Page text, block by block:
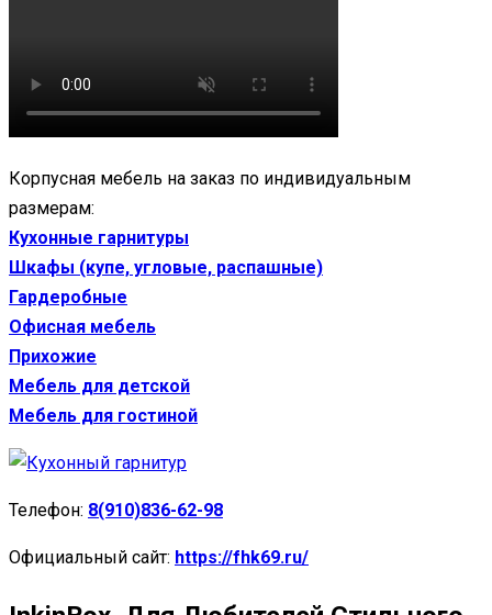
Корпусная мебель на заказ по индивидуальным
размерам:
Кухонные гарнитуры
Шкафы (купе, угловые, распашные)
Гардеробные
Офисная мебель
Прихожие
Мебель для детской
Мебель для гостиной
Телефон: 8(910)836-62-98
Официальный сайт: https://fhk69.ru/